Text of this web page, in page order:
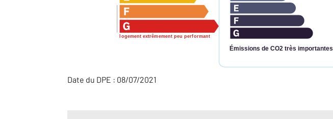
logement extrêmement peu performant
Émissions de CO2 très importantes
Date du DPE : 08/07/2021